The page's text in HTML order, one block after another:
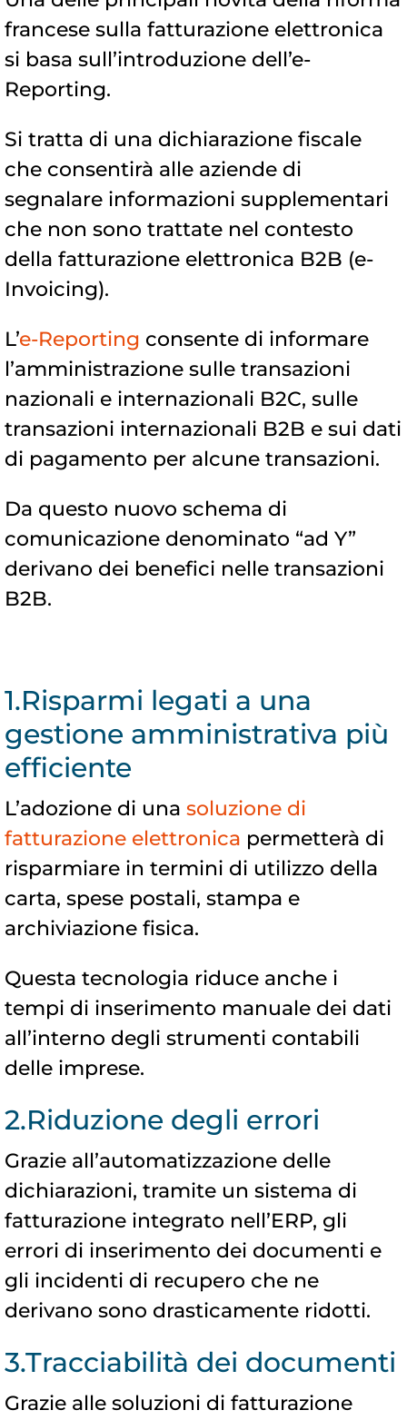
francese sulla fatturazione elettronica
si basa sull’introduzione dell’e-
Reporting.
Si tratta di una dichiarazione fiscale
che consentirà alle aziende di
segnalare informazioni supplementari
che non sono trattate nel contesto
della fatturazione elettronica B2B (e-
Invoicing).
L’e-Reporting consente di informare
l’amministrazione sulle transazioni
nazionali e internazionali B2C, sulle
transazioni internazionali B2B e sui dati
di pagamento per alcune transazioni.
Da questo nuovo schema di
comunicazione denominato “ad Y”
derivano dei benefici nelle transazioni
B2B.
1.Risparmi legati a una
gestione amministrativa più
efficiente
L’adozione di una soluzione di
fatturazione elettronica permetterà di
risparmiare in termini di utilizzo della
carta, spese postali, stampa e
archiviazione fisica.
Questa tecnologia riduce anche i
tempi di inserimento manuale dei dati
all’interno degli strumenti contabili
delle imprese.
2.Riduzione degli errori
Grazie all’automatizzazione delle
dichiarazioni, tramite un sistema di
fatturazione integrato nell’ERP, gli
errori di inserimento dei documenti e
gli incidenti di recupero che ne
derivano sono drasticamente ridotti.
3.Tracciabilità dei documenti
Grazie alle soluzioni di fatturazione